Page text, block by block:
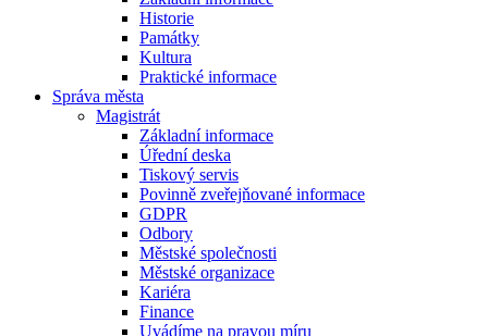
Historie
Památky
Kultura
Praktické informace
Správa města
Magistrát
Základní informace
Úřední deska
Tiskový servis
Povinně zveřejňované informace
GDPR
Odbory
Městské společnosti
Městské organizace
Kariéra
Finance
Uvádíme na pravou míru